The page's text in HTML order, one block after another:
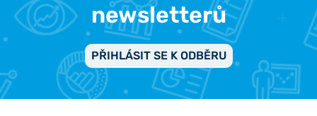
newsletterů
PŘIHLÁSIT SE K ODBĚRU